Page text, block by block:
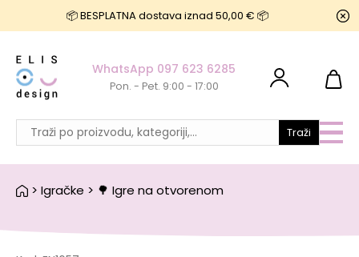
📦 BESPLATNA dostava iznad 50,00 € 📦
Traži
WhatsApp 097 623 6285
Pon. - Pet. 9:00 - 17:00
> Igračke > 🌳 Igre na otvorenom